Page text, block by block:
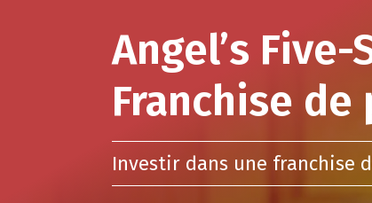
Angel’s
Franchise
Investir dans une franchise